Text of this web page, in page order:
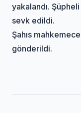
yakalandı.
sevk edildi.
Şahıs
gönderildi.